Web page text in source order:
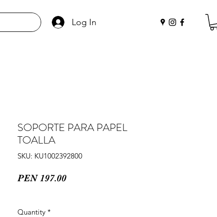
Log In
SOPORTE PARA PAPEL
TOALLA
SKU: KU1002392800
PEN 197.00Price
Quantity *